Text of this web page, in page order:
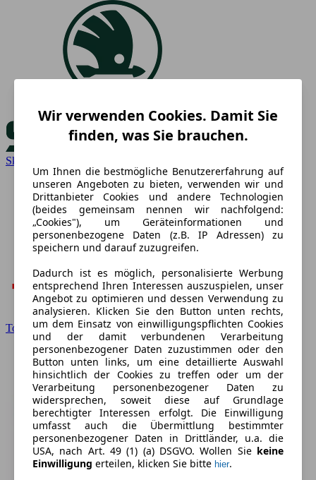
Skoda
Toyota
Wir verwenden Cookies. Damit Sie
finden, was Sie brauchen.
Um Ihnen die bestmögliche Benutzererfahrung auf
unseren Angeboten zu bieten, verwenden wir und
Drittanbieter Cookies und andere Technologien
(beides gemeinsam nennen wir nachfolgend:
„Cookies"), um Geräteinformationen und
personenbezogene Daten (z.B. IP Adressen) zu
speichern und darauf zuzugreifen.
Dadurch ist es möglich, personalisierte Werbung
entsprechend Ihren Interessen auszuspielen, unser
Angebot zu optimieren und dessen Verwendung zu
analysieren. Klicken Sie den Button unten rechts,
um dem Einsatz von einwilligungspflichten Cookies
und der damit verbundenen Verarbeitung
personenbezogener Daten zuzustimmen oder den
Button unten links, um eine detaillierte Auswahl
hinsichtlich der Cookies zu treffen oder um der
Verarbeitung personenbezogener Daten zu
widersprechen, soweit diese auf Grundlage
berechtigter Interessen erfolgt. Die Einwilligung
umfasst auch die Übermittlung bestimmter
personenbezogener Daten in Drittländer, u.a. die
USA, nach Art. 49 (1) (a) DSGVO. Wollen Sie keine
Einwilligung erteilen, klicken Sie bitte hier.